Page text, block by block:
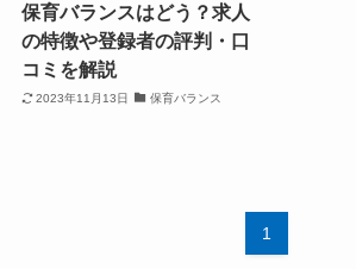
保育バランスはどう？求人
の特徴や登録者の評判・口
コミを解説
2023年11月13日 保育バランス
1